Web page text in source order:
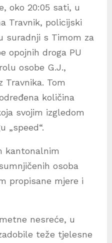
oko 20:05 sati, u
Travnik, policijski
suradnji s Timom za
opojnih droga PU
osobe G.J.,
Travnika. Tom
količina
svojim izgledom
„speed“.
kantonalnim
osoba
propisane mjere i
nesreće, u
teže tjelesne